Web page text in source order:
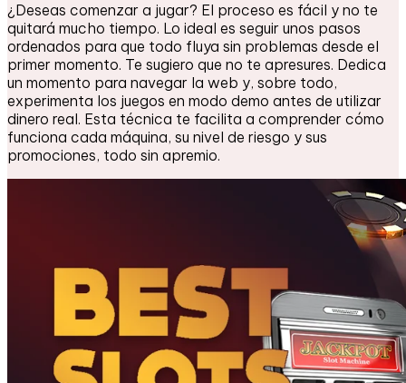
¿Deseas comenzar a jugar? El proceso es fácil y no te
quitará mucho tiempo. Lo ideal es seguir unos pasos
ordenados para que todo fluya sin problemas desde el
primer momento. Te sugiero que no te apresures. Dedica
un momento para navegar la web y, sobre todo,
experimenta los juegos en modo demo antes de utilizar
dinero real. Esta técnica te facilita a comprender cómo
funciona cada máquina, su nivel de riesgo y sus
promociones, todo sin apremio.